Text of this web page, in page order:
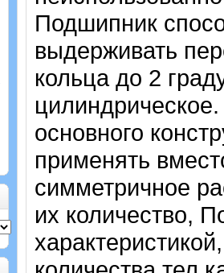
Подшипник
выдерживать
кольца до 2
основного
применять
симметричное
их количество,